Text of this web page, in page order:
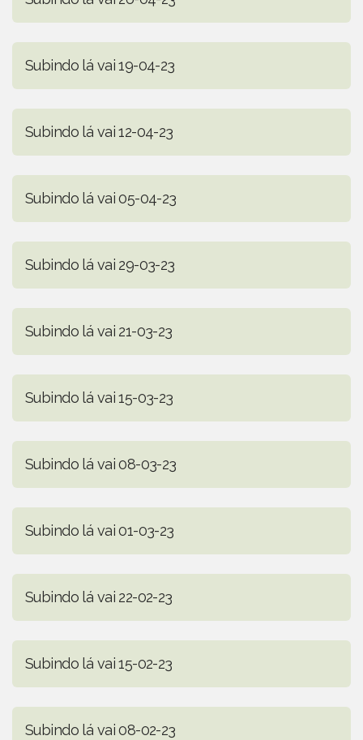
Subindo lá vai 19-04-23
Subindo lá vai 12-04-23
Subindo lá vai 05-04-23
Subindo lá vai 29-03-23
Subindo lá vai 21-03-23
Subindo lá vai 15-03-23
Subindo lá vai 08-03-23
Subindo lá vai 01-03-23
Subindo lá vai 22-02-23
Subindo lá vai 15-02-23
Subindo lá vai 08-02-23